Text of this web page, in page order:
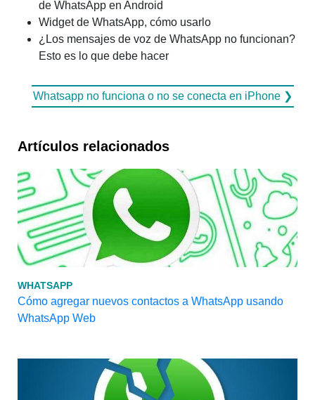
de WhatsApp en Android
Widget de WhatsApp, cómo usarlo
¿Los mensajes de voz de WhatsApp no ​​funcionan?
Esto es lo que debe hacer
Whatsapp no ​​funciona o no se conecta en iPhone ❯
Artículos relacionados
WHATSAPP
Cómo agregar nuevos contactos a WhatsApp usando
WhatsApp Web